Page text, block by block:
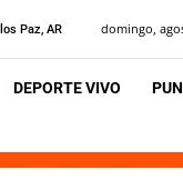
Paz, AR domingo,
DEPORTE VIVO